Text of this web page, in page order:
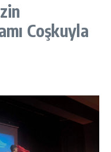
Coşkuyla